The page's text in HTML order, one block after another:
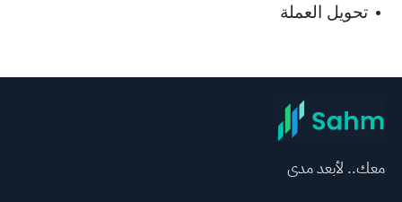
تحويل العملة
معك.. لأبعد مدى